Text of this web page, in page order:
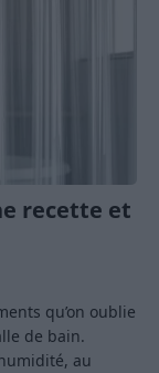
recette et
qu’on oublie
de bain.
au